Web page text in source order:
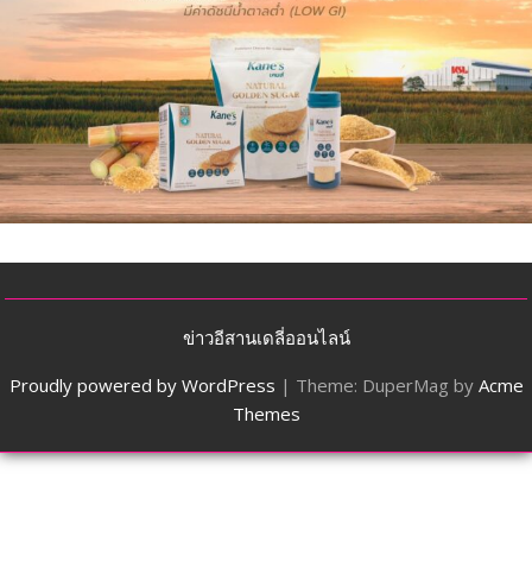
ข่าวอีสานเดลี่ออนไลน์
Proudly powered by WordPress | Theme: DuperMag by Acme
Themes